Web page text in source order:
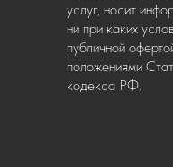
услуг, носит
ни при каких
публичной
положениями
кодекса РФ.